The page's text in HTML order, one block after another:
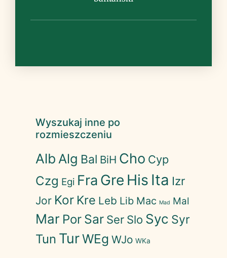
Wyszukaj inne po
rozmieszczeniu
Alb Alg Bal BiH Cho Cyp
Czg Egi Fra Gre His Ita Izr
Jor Kor Kre Leb Lib Mac Mad Mal
Mar Por Sar Ser Slo Syc Syr
Tun TurWEg WJo WKa